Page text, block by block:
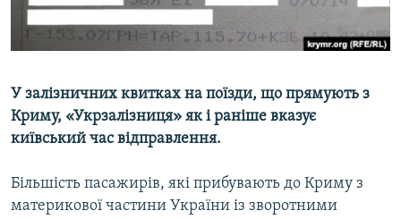
ІНФОГРАФІКА
ДОЛУЧАЙСЯ!
Усі сайти RFE/RL
У залізничних квитках на поїзди, що прямують з
Криму, «Укрзалізниця» як і раніше вказує
київський час відправлення.
Більшість пасажирів, які прибувають до Криму з
материкової частини України із зворотними